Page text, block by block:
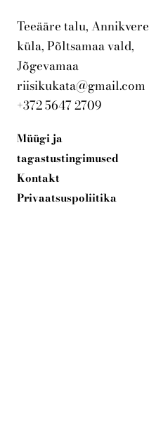
Meist
Teeääre talu, Annikvere
küla, Põltsamaa vald,
Jõgevamaa
riisikukata@gmail.com
+372 5647 2709
Müügi ja
tagastustingimused
Kontakt
Privaatsuspoliitika